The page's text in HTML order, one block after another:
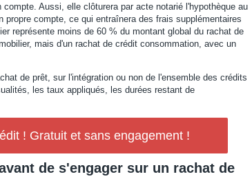
Aussi, elle clôturera par acte notarié l'hypothèque au
propre compte, ce qui entraînera des frais supplémentaires
représente moins de 60 % du montant global du rachat de
mais d'un rachat de crédit consommation, avec un
de prêt, sur l'intégration ou non de l'ensemble des crédits
les taux appliqués, les durées restant de
! Gratuit et sans engagement !
de s'engager sur un rachat de